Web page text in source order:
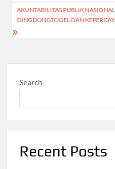
AKUNTABILITAS PUBLIK
DINGDONGTOGEL DAN
Search
Recent Posts